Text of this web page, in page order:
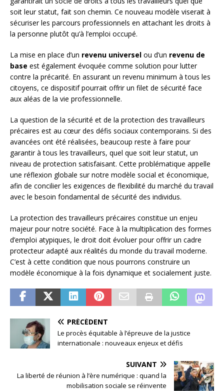
soit leur statut, fait son chemin. Ce nouveau modèle viserait à
sécuriser les parcours professionnels en attachant les droits à
la personne plutôt qu’à l’emploi occupé.
La mise en place d’un revenu universel ou d’un revenu de
base est également évoquée comme solution pour lutter
contre la précarité. En assurant un revenu minimum à tous les
citoyens, ce dispositif pourrait offrir un filet de sécurité face
aux aléas de la vie professionnelle.
La question de la sécurité et de la protection des travailleurs
précaires est au cœur des défis sociaux contemporains. Si des
avancées ont été réalisées, beaucoup reste à faire pour
garantir à tous les travailleurs, quel que soit leur statut, un
niveau de protection satisfaisant. Cette problématique appelle
une réflexion globale sur notre modèle social et économique,
afin de concilier les exigences de flexibilité du marché du travail
avec le besoin fondamental de sécurité des individus.
La protection des travailleurs précaires constitue un enjeu
majeur pour notre société. Face à la multiplication des formes
d’emploi atypiques, le droit doit évoluer pour offrir un cadre
protecteur adapté aux réalités du monde du travail moderne.
C’est à cette condition que nous pourrons construire un
modèle économique à la fois dynamique et socialement juste.
PRÉCÉDENT
Le procès équitable à l’épreuve de la justice
internationale : nouveaux enjeux et défis
SUIVANT
La liberté de réunion à l’ère numérique : quand la
mobilisation sociale se réinvente